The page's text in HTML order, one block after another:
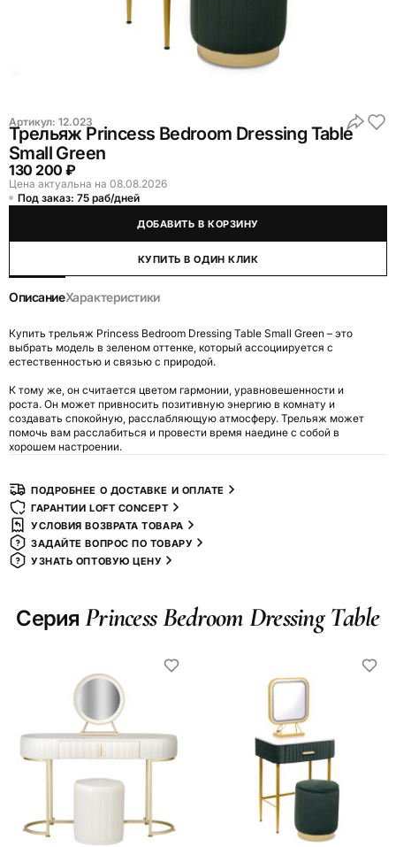
Артикул: 12.023
Трельяж Princess Bedroom Dressing Table
Small Green
130 200 ₽
Цена актуальна на 08.08.2026
Под заказ: 75 раб/дней
ДОБАВИТЬ В КОРЗИНУ
КУПИТЬ В ОДИН КЛИК
ОписаниеХарактеристики
Купить трельяж Princess Bedroom Dressing Table Small Green – это
выбрать модель в зеленом оттенке, который ассоциируется с
естественностью и связью с природой.
К тому же, он считается цветом гармонии, уравновешенности и
роста. Он может привносить позитивную энергию в комнату и
создавать спокойную, расслабляющую атмосферу. Трельяж может
помочь вам расслабиться и провести время наедине с собой в
хорошем настроении.
ПОДРОБНЕЕ О ДОСТАВКЕ И ОПЛАТЕ
ГАРАНТИИ LOFT CONCEPT
УСЛОВИЯ ВОЗВРАТА ТОВАРА
ЗАДАЙТЕ ВОПРОС ПО ТОВАРУ
УЗНАТЬ ОПТОВУЮ ЦЕНУ
Серия Princess Bedroom Dressing Table